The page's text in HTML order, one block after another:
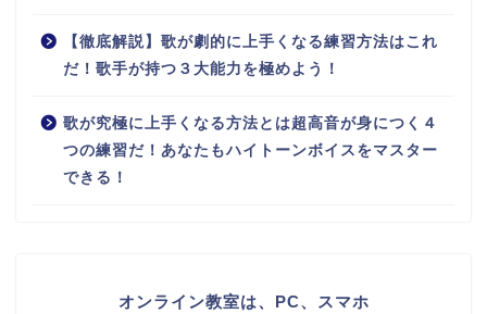
【徹底解説】歌が劇的に上手くなる練習方法はこれ
だ！歌手が持つ３大能力を極めよう！
歌が究極に上手くなる方法とは超高音が身につく４
つの練習だ！あなたもハイトーンボイスをマスター
できる！
オンライン教室は、PC、スマホ